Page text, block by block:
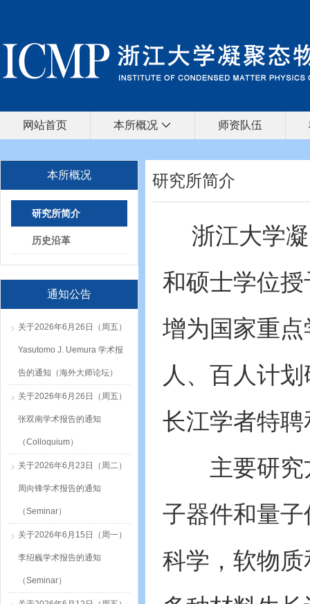
网站首页 本所概况 师资队伍
本所概况
研究所简介
历史沿革
通知公告
关于2026年6月26日（周五）
Yasutomo J. Uemura 学术报
告的通知（海外大师论坛）
关于2026年6月26日（周五）
张双南学术报告的通知
（Colloquium）
关于2026年6月23日（周二）
周向锋学术报告的通知
（Seminar）
关于2026年6月15日（周一）
李绍巍学术报告的通知
（Seminar）
研究所简介
浙江大学
和硕士学位
增为国家重
人、百人计
长江学者特
主要研究方
子器件和量
科学，软物